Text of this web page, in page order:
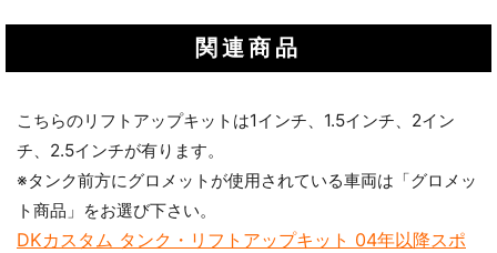
関連商品
こちらのリフトアップキットは1インチ、1.5インチ、2イン
チ、2.5インチが有ります。
※タンク前方にグロメットが使用されている車両は「グロメッ
ト商品」をお選び下さい。
DKカスタム タンク・リフトアップキット 04年以降スポ